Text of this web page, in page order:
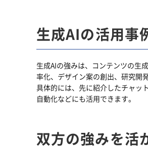
生成AIの活用事
生成AIの強みは、コンテンツの生
率化、デザイン案の創出、研究開
具体的には、先に紹介したチャッ
自動化などにも活用できます。
双方の強みを活